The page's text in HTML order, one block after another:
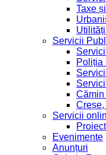
Taxe
Servicii
Poliția
Cămin
Servicii
Evenimente
Anunțuri